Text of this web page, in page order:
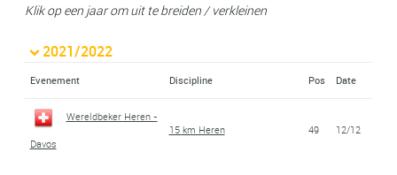
Klik op een jaar om uit te breiden / verkleinen
2021/2022
Evenement Discipline Pos Date
Wereldbeker Heren -
Davos
15 km Heren 49 12/12